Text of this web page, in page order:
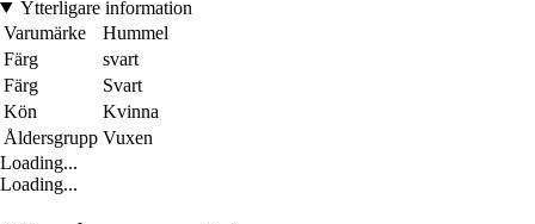
Ytterligare information
Varumärke
Hummel
Färg
svart
Färg
Svart
Kön
Kvinna
Åldersgrupp Vuxen
Loading...
Loading...